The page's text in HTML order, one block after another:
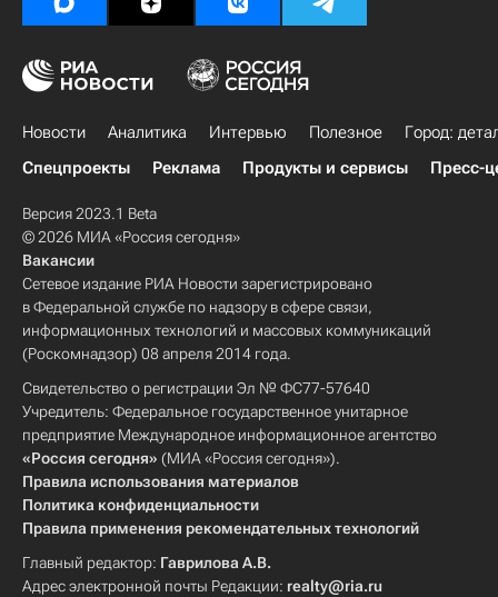
Новости Аналитика Интервью Полезное
Город:
Спецпроекты
Реклама Продукты и сервисы Пресс-
Версия 2023.1 Beta
© 2026 МИА «Россия сегодня»
Вакансии
Сетевое издание РИА Новости зарегистрировано
в Федеральной службе по надзору в сфере связи,
информационных технологий и массовых коммуникаций
(Роскомнадзор) 08 апреля 2014 года.
Свидетельство о регистрации Эл № ФС77-57640
Учредитель: Федеральное государственное унитарное
предприятие Международное информационное агентство
«Россия сегодня» (МИА «Россия сегодня»).
Правила использования материалов
Политика конфиденциальности
Правила применения рекомендательных технологий
Главный редактор: Гаврилова А.В.
Адрес электронной почты Редакции: realty@ria.ru